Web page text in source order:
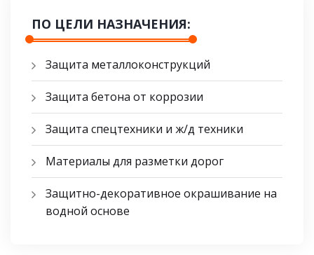
ПО ЦЕЛИ НАЗНАЧЕНИЯ:
Защита металлоконструкций
Защита бетона от коррозии
Защита спецтехники и ж/д техники
Материалы для разметки дорог
Защитно-декоративное окрашивание на
водной основе